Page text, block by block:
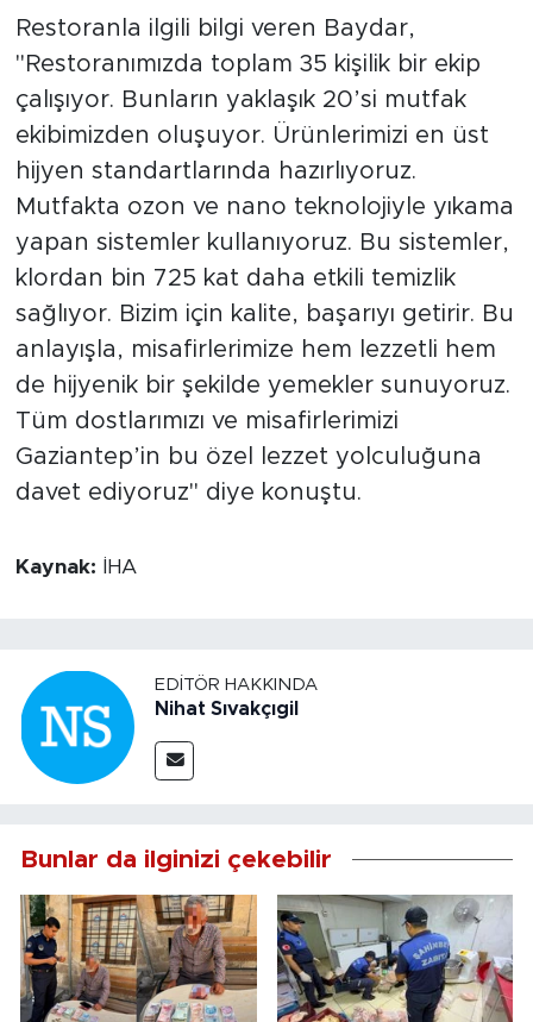
Restoranla ilgili bilgi veren Baydar,
"Restoranımızda toplam 35 kişilik bir ekip
çalışıyor. Bunların yaklaşık 20’si mutfak
ekibimizden oluşuyor. Ürünlerimizi en üst
hijyen standartlarında hazırlıyoruz.
Mutfakta ozon ve nano teknolojiyle yıkama
yapan sistemler kullanıyoruz. Bu sistemler,
klordan bin 725 kat daha etkili temizlik
sağlıyor. Bizim için kalite, başarıyı getirir. Bu
anlayışla, misafirlerimize hem lezzetli hem
de hijyenik bir şekilde yemekler sunuyoruz.
Tüm dostlarımızı ve misafirlerimizi
Gaziantep’in bu özel lezzet yolculuğuna
davet ediyoruz" diye konuştu.
Kaynak: İHA
EDITÖR HAKKINDA
Nihat Sıvakçıgil
Bunlar da ilginizi çekebilir